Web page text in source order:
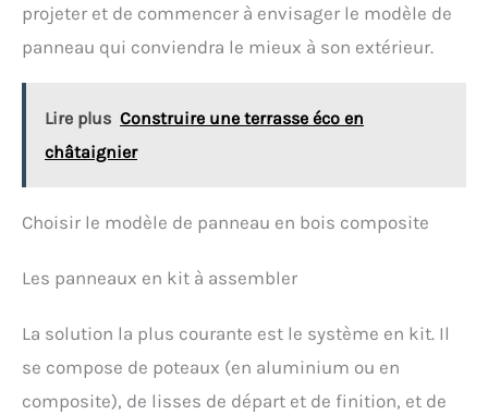
projeter et de commencer à envisager le modèle de
panneau qui conviendra le mieux à son extérieur.
Lire plus Construire une terrasse éco en
châtaignier
Choisir le modèle de panneau en bois composite
Les panneaux en kit à assembler
La solution la plus courante est le système en kit. Il
se compose de poteaux (en aluminium ou en
composite), de lisses de départ et de finition, et de